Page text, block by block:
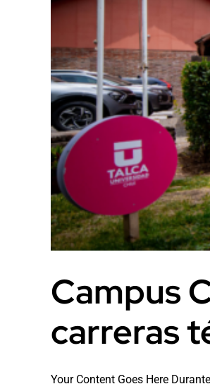
Campus
carreras
Your Content Goes Here